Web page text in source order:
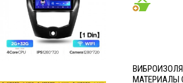
МАТЕРИАЛЫ